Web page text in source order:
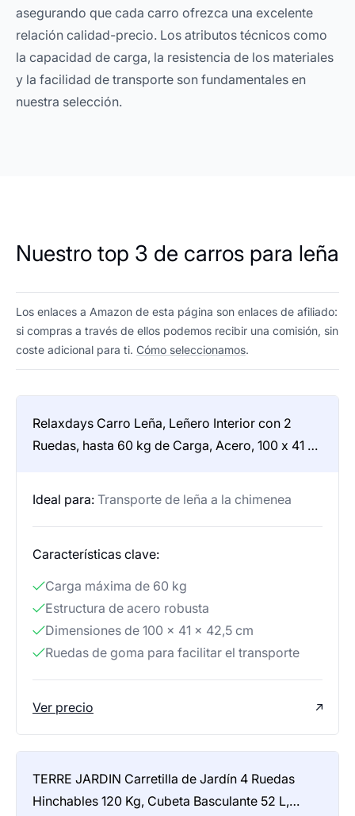
asegurando que cada carro ofrezca una excelente
relación calidad-precio. Los atributos técnicos como
la capacidad de carga, la resistencia de los materiales
y la facilidad de transporte son fundamentales en
nuestra selección.
Nuestro top 3 de carros para leña
Los enlaces a Amazon de esta página son enlaces de afiliado:
si compras a través de ellos podemos recibir una comisión, sin
coste adicional para ti. Cómo seleccionamos.
Relaxdays Carro Leña, Leñero Interior con 2
Ruedas, hasta 60 kg de Carga, Acero, 100 x 41 x
Ideal para: Transporte de leña a la chimenea
Características clave:
Carga máxima de 60 kg
Estructura de acero robusta
Dimensiones de 100 x 41 x 42,5 cm
Ruedas de goma para facilitar el transporte
Ver precio
TERRE JARDIN Carretilla de Jardín 4 Ruedas
Hinchables 120 Kg, Cubeta Basculante 52 L,